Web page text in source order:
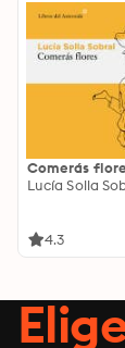
Comerás
Lucía Solla
4.3